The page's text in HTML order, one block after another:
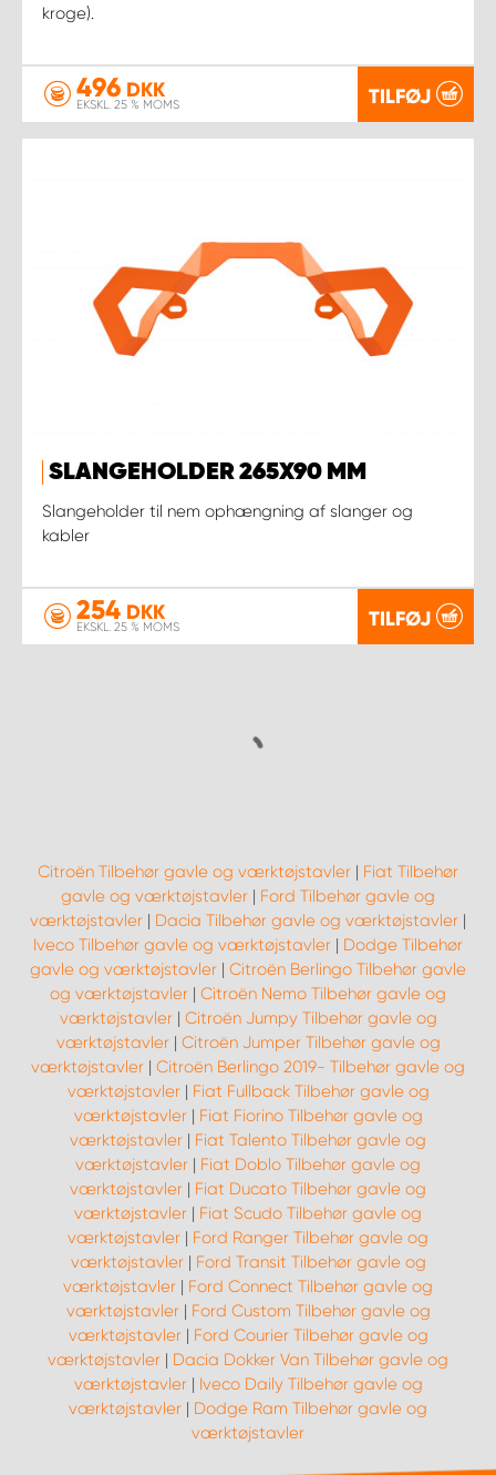
kroge).
496 DKK
EKSKL. 25 % MOMS TILFØJ
SLANGEHOLDER 265X90 MM
Slangeholder til nem ophængning af slanger og
kabler
254 DKK
EKSKL. 25 % MOMS TILFØJ
Citroën Tilbehør gavle og værktøjstavler | Fiat Tilbehør
gavle og værktøjstavler | Ford Tilbehør gavle og
værktøjstavler | Dacia Tilbehør gavle og værktøjstavler |
Iveco Tilbehør gavle og værktøjstavler | Dodge Tilbehør
gavle og værktøjstavler | Citroën Berlingo Tilbehør gavle
og værktøjstavler | Citroën Nemo Tilbehør gavle og
værktøjstavler| Citroën Jumpy Tilbehør gavle og
værktøjstavler| Citroën Jumper Tilbehør gavle og
værktøjstavler | Citroën Berlingo 2019- Tilbehør gavle og
værktøjstavler| Fiat Fullback Tilbehør gavle og
værktøjstavler| Fiat Fiorino Tilbehør gavle og
værktøjstavler | Fiat Talento Tilbehør gavle og
værktøjstavler | Fiat Doblo Tilbehør gavle og
værktøjstavler | Fiat Ducato Tilbehør gavle og
værktøjstavler | Fiat Scudo Tilbehør gavle og
værktøjstavler | Ford Ranger Tilbehør gavle og
værktøjstavler| Ford Transit Tilbehør gavle og
værktøjstavler | Ford Connect Tilbehør gavle og
værktøjstavler| Ford Custom Tilbehør gavle og
værktøjstavler| Ford Courier Tilbehør gavle og
værktøjstavler | Dacia Dokker Van Tilbehør gavle og
værktøjstavler| Iveco Daily Tilbehør gavle og
værktøjstavler | Dodge Ram Tilbehør gavle og
værktøjstavler